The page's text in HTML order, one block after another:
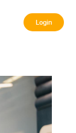
Login